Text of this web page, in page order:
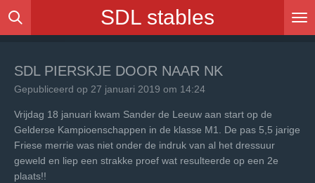
Ga
hoofdinhoud
SDL stables
SDL PIERSKJE DOOR NAAR NK
Gepubliceerd op 27 januari 2019 om 14:24
Vrijdag 18 januari kwam Sander de Leeuw aan start op de
Gelderse Kampioenschappen in de klasse M1. De pas 5,5 jarige
Friese merrie was niet onder de indruk van al het dressuur
geweld en liep een strakke proef wat resulteerde op een 2e
plaats!!